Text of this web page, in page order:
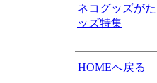
ネコグッズが
ッズ特集
HOMEへ戻る